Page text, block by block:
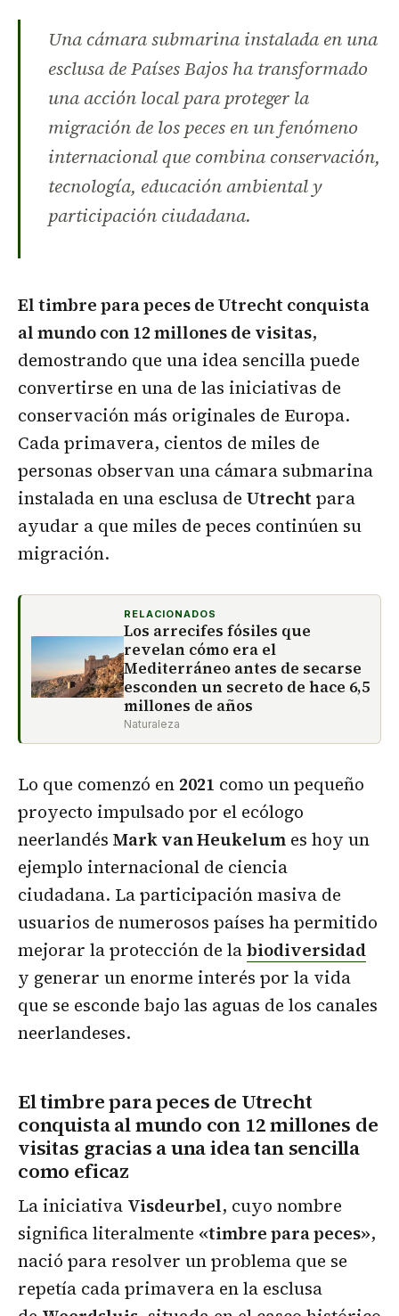
Una cámara submarina instalada en una
esclusa de Países Bajos ha transformado
una acción local para proteger la
migración de los peces en un fenómeno
internacional que combina conservación,
tecnología, educación ambiental y
participación ciudadana.
El timbre para peces de Utrecht conquista
al mundo con 12 millones de visitas,
demostrando que una idea sencilla puede
convertirse en una de las iniciativas de
conservación más originales de Europa.
Cada primavera, cientos de miles de
personas observan una cámara submarina
instalada en una esclusa de Utrecht para
ayudar a que miles de peces continúen su
migración.
RELACIONADOS
Los arrecifes fósiles que
revelan cómo era el
Mediterráneo antes de secarse
esconden un secreto de hace 6,5
millones de años
Naturaleza
Lo que comenzó en 2021 como un pequeño
proyecto impulsado por el ecólogo
neerlandés Mark van Heukelum es hoy un
ejemplo internacional de ciencia
ciudadana. La participación masiva de
usuarios de numerosos países ha permitido
mejorar la protección de labiodiversidad
y generar un enorme interés por la vida
que se esconde bajo las aguas de los canales
neerlandeses.
El timbre para peces de Utrecht
conquista al mundo con 12 millones de
visitas gracias a una idea tan sencilla
como eficaz
La iniciativa Visdeurbel, cuyo nombre
significa literalmente «timbre para peces»,
nació para resolver un problema que se
repetía cada primavera en la esclusa